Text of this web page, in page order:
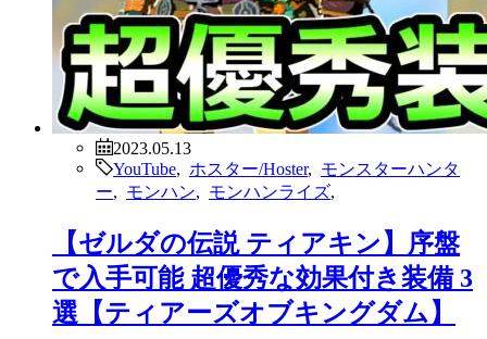
2023.05.13
YouTube
ホスター/Hoster, モンスターハンタ
ー
モンハン モンハンライズ
【ゼルダの伝説 ティアキン】序盤
で入手可能 超優秀な効果付き装備 3
選【ティアーズオブキングダム】